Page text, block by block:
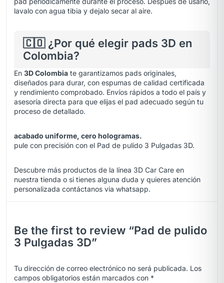
lavalo con agua tibia y dejalo secar al aire.
🇨🇴 ¿Por qué elegir pads 3D en
Colombia?
En 3D Colombia te garantizamos pads originales,
diseñados para durar, con espumas de calidad certificada
y rendimiento comprobado. Envíos rápidos a todo el país y
asesoría directa para que elijas el pad adecuado según tu
proceso de detallado.
acabado uniforme, cero hologramas.
pule con precisión con el Pad de pulido 3 Pulgadas 3D.
Descubre más productos de la línea 3D Car Care en
nuestra tienda o si tienes alguna duda y quieres atención
personalizada contáctanos via whatsapp.
Be the first to review “Pad de pulido
3 Pulgadas 3D”
Tu dirección de correo electrónico no será publicada. Los
campos obligatorios están marcados con *